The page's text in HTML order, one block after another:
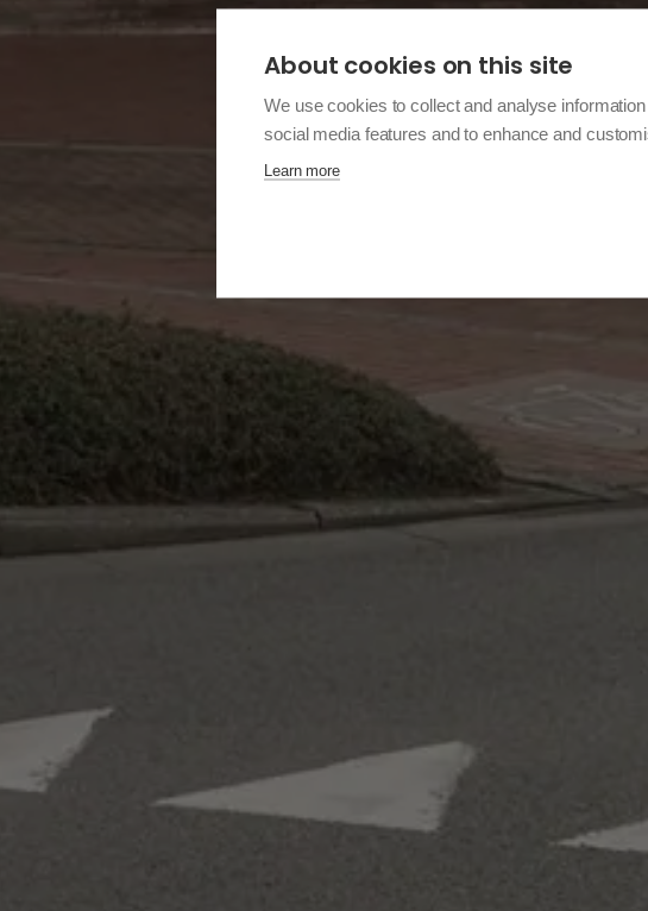
About cookies on this site
We use cookies to collect and analyse
social media features and to enhance and
Learn more